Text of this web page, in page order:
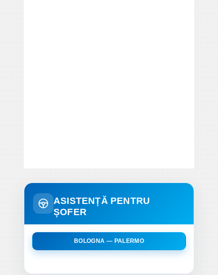
ASISTENȚĂ PENTRU
ȘOFER
BOLOGNA — PALERMO